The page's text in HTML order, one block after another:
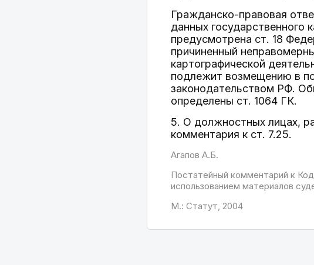
Гражданско-правовая
данных государственного
предусмотрена ст. 18
причиненный
картографической
подлежит возмещению в
законодательством РФ.
определены ст. 1064 ГК.
5. О должностных лицах,
комментария к ст. 7.25.
Агапов А.Б.
Постатейный комментарий к
использованием материалов
М.: Статут, 2004